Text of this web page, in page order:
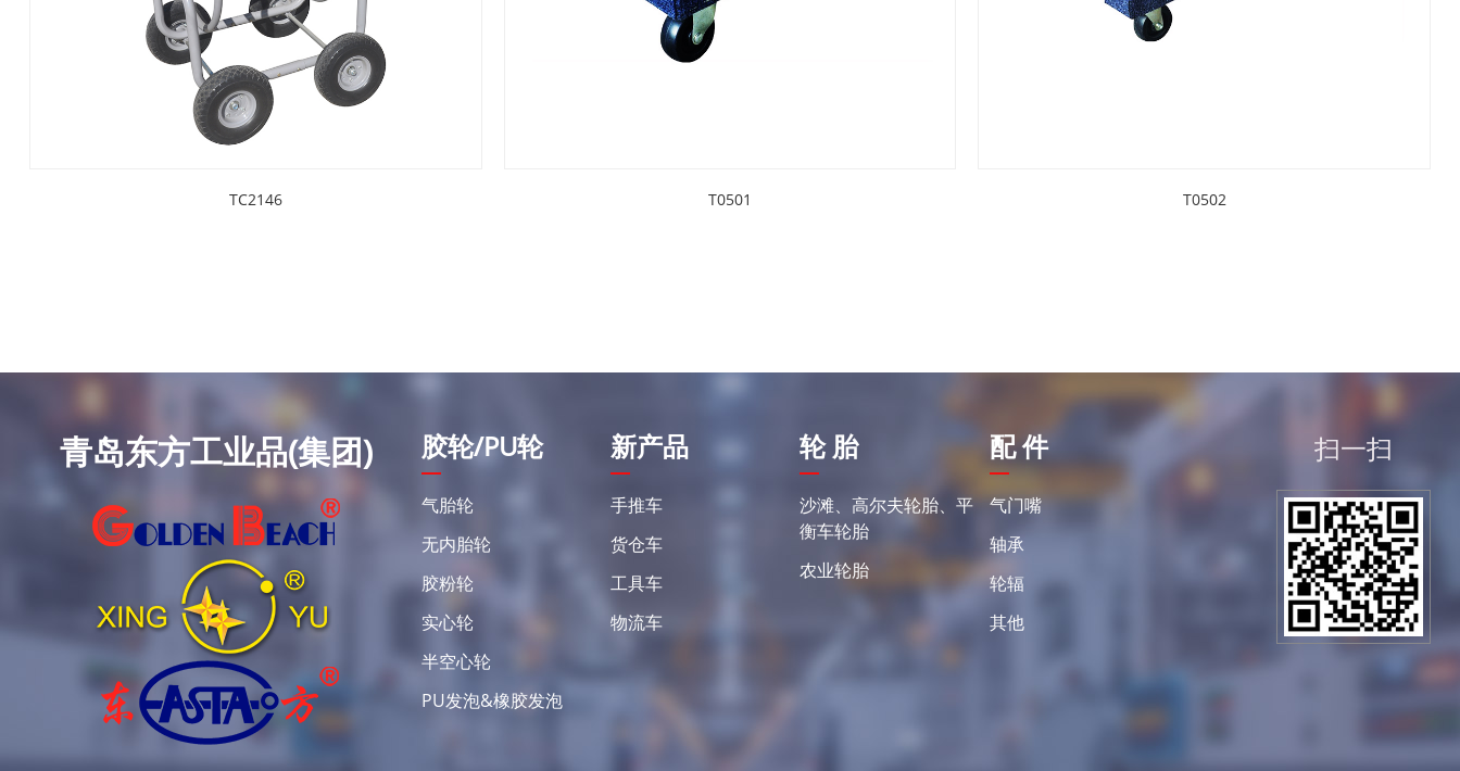
TC2146 T0501 T0502
青岛东方工业品(集团) 扫一扫
胶轮/PU轮
气胎轮
无内胎轮
胶粉轮
实心轮
半空心轮
PU发泡&橡胶发泡
新产品
手推车
货仓车
工具车
物流车
轮 胎
沙滩、高尔夫轮胎、平
衡车轮胎
农业轮胎
配 件
气门嘴
轴承
轮辐
其他